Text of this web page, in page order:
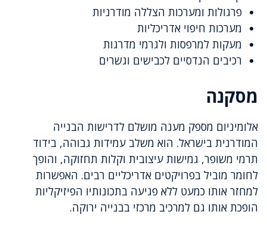
פרגולות ומערכות הצללה מודרניות
מערכות חיפוי אדריכליות
מעקות למרפסות ולגרמי מדרגות
רכיבים הנדסיים לכבישים וגשרים
מסקנה
אלומיניום מספק מענה מושלם לדרישות הבנייה
המודרנית בישראל. הוא משלב עמידות גבוהה, בידוד
תרמי משופר, גמישות עיצובית וקלות תחזוקה, והופך
לחומר מוביל בפרויקטים אדריכליים רבים. האפשרות
למחזר אותו כמעט ללא פגיעה בתכונותיו הפיזיקליות
הופכת אותו גם למרכיב מרכזי בבנייה ירוקה.